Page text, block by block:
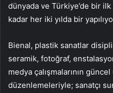
dünyada ve Türkiye’de bir
kadar her iki yılda bir
Bienal, plastik sanatlar
seramik, fotoğraf,
medya çalışmalarının
düzenlemeleriyle; sanatçı